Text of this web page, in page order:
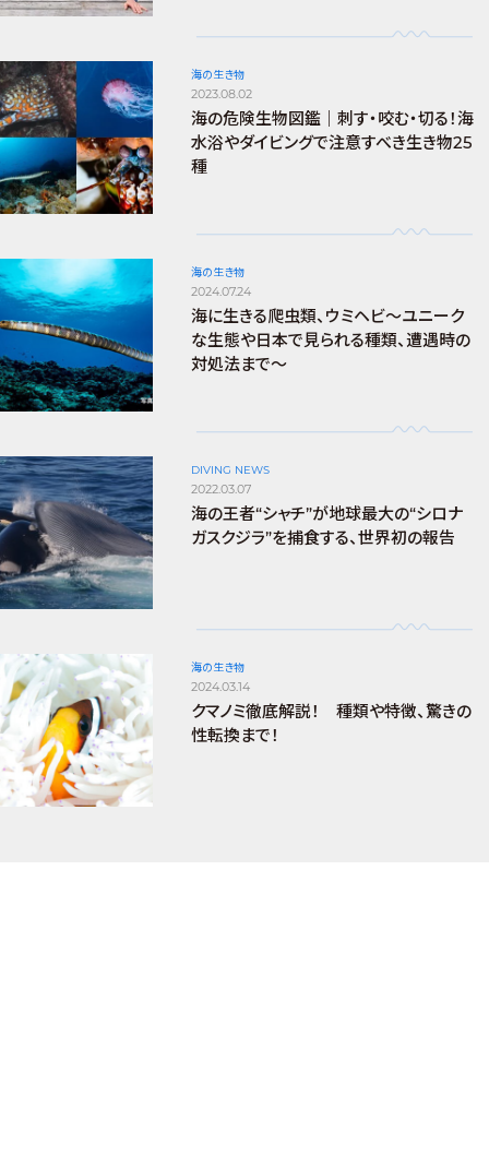
海の生き物
2023.08.02
海の危険生物図鑑｜刺す・咬む・切る！海
水浴やダイビングで注意すべき生き物25
種
海の生き物
2024.07.24
海に生きる爬虫類、ウミヘビ～ユニーク
な生態や日本で見られる種類、遭遇時の
対処法まで～
DIVING NEWS
2022.03.07
海の王者“シャチ”が地球最大の“シロナ
ガスクジラ”を捕食する、世界初の報告
海の生き物
2024.03.14
クマノミ徹底解説！ 種類や特徴、驚きの
性転換まで！